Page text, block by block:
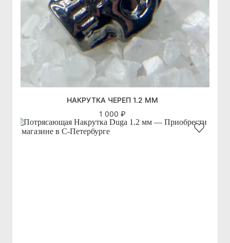
НАКРУТКА ЧЕРЕП 1.2 ММ
1 000 ₽